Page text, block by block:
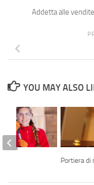
Addetta alle
YOU MAY ALSO
Portiera di